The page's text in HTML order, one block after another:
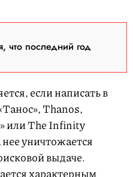
последний год
если написать в
Thanos,
или The Infinity
уничтожается
выдаче.
характерным